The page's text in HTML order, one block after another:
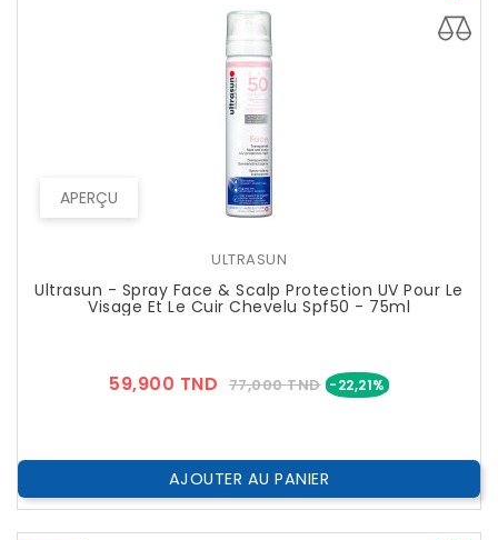
APERÇU
ULTRASUN
Ultrasun - Spray Face & Scalp Protection UV Pour Le
Visage Et Le Cuir Chevelu Spf50 - 75ml
59,900 TND Prix
77,000 TND -22,21% Prix
AJOUTER AU PANIER